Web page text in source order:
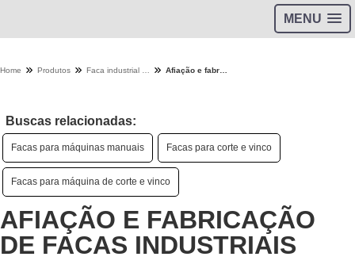
MENU
Home Produtos
Buscas relacionadas:
Facas para máquinas manuais Facas para corte e vinco
Facas para máquina de corte e vinco
AFIAÇÃO E FABRICAÇÃO
DE FACAS INDUSTRIAIS